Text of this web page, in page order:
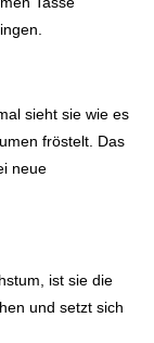
sieht sie wie es
fröstelt. Das
neue
ist sie die
und setzt sich